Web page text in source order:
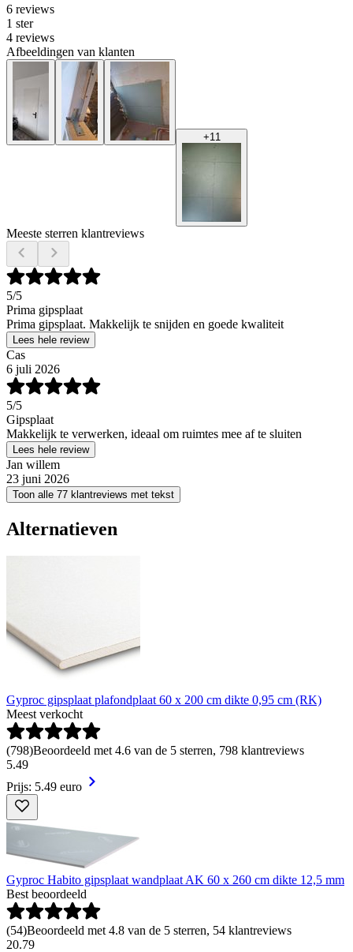
6 reviews
1 ster
4 reviews
Afbeeldingen van klanten
+11
Meeste sterren klantreviews
5/5
Prima gipsplaat
Prima gipsplaat. Makkelijk te snijden en goede kwaliteit
Lees hele review
Cas
6 juli 2026
5/5
Gipsplaat
Makkelijk te verwerken, ideaal om ruimtes mee af te sluiten
Lees hele review
Jan willem
23 juni 2026
Toon alle 77 klantreviews met tekst
Alternatieven
Gyproc gipsplaat plafondplaat 60 x 200 cm dikte 0,95 cm (RK)
Meest verkocht
(798)Beoordeeld met 4.6 van de 5 sterren, 798 klantreviews
5.49
Prijs: 5.49 euro
Gyproc Habito gipsplaat wandplaat AK 60 x 260 cm dikte 12,5 mm
Best beoordeeld
(54)Beoordeeld met 4.8 van de 5 sterren, 54 klantreviews
20.79